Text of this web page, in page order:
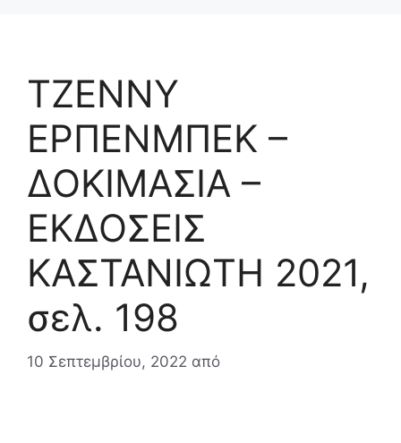
ΤΖΕΝΝΥ
ΕΡΠΕΝΜΠΕΚ –
ΔΟΚΙΜΑΣΙΑ –
ΕΚΔΟΣΕΙΣ
ΚΑΣΤΑΝΙΩΤΗ 2021,
σελ. 198
10 Σεπτεμβρίου, 2022 από